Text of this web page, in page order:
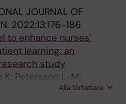
JOURNAL OF
2022;13:176-186
to enhance nurses'
learning: an
study
K; Petersson L-M;
Alla författare